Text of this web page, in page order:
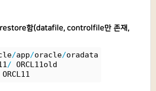
restore함(datafile, controlfile만 존재,
/app/oracle/oradata
/ ORCL11old
ORCL11